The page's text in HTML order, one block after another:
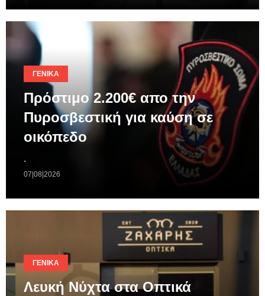
ΓΕΝΙΚΆ
Πρόστιμο 2.200€ απο την
Πυροσβεστική για καύση σε
οικόπεδο
.
07|08|2026
ΓΕΝΙΚΆ
Λευκή Νύχτα στα Οπτικά